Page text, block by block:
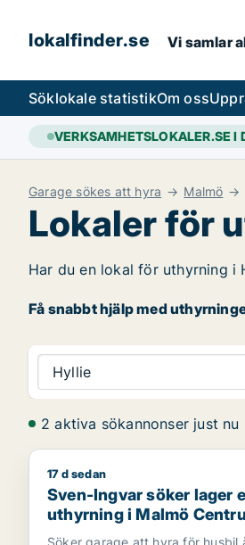
lokalfinder.se Vi samlar
Söklokale statistikOm oss
VERKSAMHETSLOKALER.SE I
Garage sökes att hyra Malmö
Lokaler för
Har du en lokal för uthyrning i
Få snabbt hjälp med
Hyllie
2 aktiva sökannonser just nu
Sven-Ingvar söker lager
17 d sedan
Sven-Ingvar söker lager
uthyrning i Malmö
eller Husie m.fl.
Söker garage att hyra för husbil